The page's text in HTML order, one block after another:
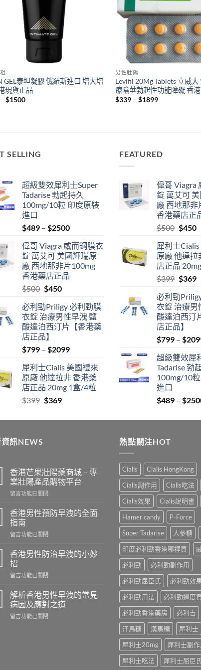
GEL泰坦凝膠 俄羅斯進口 增大增
現貨正品
– $1500Price
男性壯陽
Levifil 20Mg Tablets 立威大
療陰莖勃起性功能障礙 香
$339 – $1899Price
SELLING
超級雙效犀利士Super
Tadarise 勃起持久
100mg/10粒 印度原裝
進口
$489 – $2500Price
$489
through
$2500
偉哥 Viagra 威而鋼膜衣
錠 萬艾可 美國輝瑞原
廠 西地那非片100mg
香港藥店正品
$500 Original
was:
$500.
$450Current
is:
$450.
必利勁Priligy 必利勁膜
衣錠 治療男性早洩 鹽
酸達泊西汀片【香港藥
店正品】
$799 – $2099Price
$799
through
$2099
犀利士Cialis 美國禮來
原廠 他達拉非 香港藥
店正品 20mg 1盒/4粒
$399 Original
was:
$369Current
is:
FEATURED
偉哥 Viagra
錠 萬艾可
廠 西地那非
香港藥店正
$500 Original
was:
$500.
$450
犀利士
原廠 他達拉
店正品
$399 Original
was:
$399.
$369
必利勁
衣錠 治療男
酸達泊西汀
店正品】
$799 – $
超級雙效犀
Tadarise 勃
100mg/10
進口
$489 – $
訊NEWS
香港芒果壯陽藥商城 – 專
業壯陽產品購物平台
在
港
芒
果
壯
藥
商
城
–
業
壯
產
留言功能已關閉
香港男性預防早洩的全面
指南
在
港
男
性
預
早
洩
的
全
留言功能已關閉
香港男性防治早洩的小妙
招
在
港
男
性
防
留言功能已關閉
解析香港男性早洩的常見
病因及應對之道
在
留言功能已關閉
熱點關注HOT
Cialis
Cialis HongKong
Cialis副作用
Cialis吃法
Cialis效果
Cialis說明書
Hamer candy
P-Force
Super Tadarise
人參糖
印度必利勁香港哪裡買
必利勁
必利勁副作用
必利勁屈臣氏
必利勁效
必利勁用法
必利勁邊度
必利勁香港藥房
必利吉
汗馬糖
漢馬糖
犀利士
犀利士20mg
犀利士副作
犀利士吃法
犀利士屈臣